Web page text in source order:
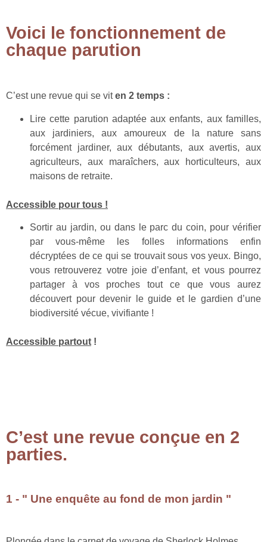
Voici le fonctionnement de
chaque parution
C’est une revue qui se viten 2 temps :
Lire cette parution adaptée aux enfants, aux familles,
aux jardiniers, aux amoureux de la nature sans
forcément jardiner, aux débutants, aux avertis, aux
agriculteurs, aux maraîchers, aux horticulteurs, aux
maisons de retraite.
Accessible pour tous !
Sortir au jardin, ou dans le parc du coin, pour vérifier
par vous-même les folles informations enfin
décryptées de ce qui se trouvait sous vos yeux. Bingo,
vous retrouverez votre joie d’enfant, et vous pourrez
partager à vos proches tout ce que vous aurez
découvert pour devenir le guide et le gardien d’une
biodiversité vécue, vivifiante !
Accessible partout !
C’est une revue conçue en 2
parties.
1 - " Une enquête au fond de mon jardin "